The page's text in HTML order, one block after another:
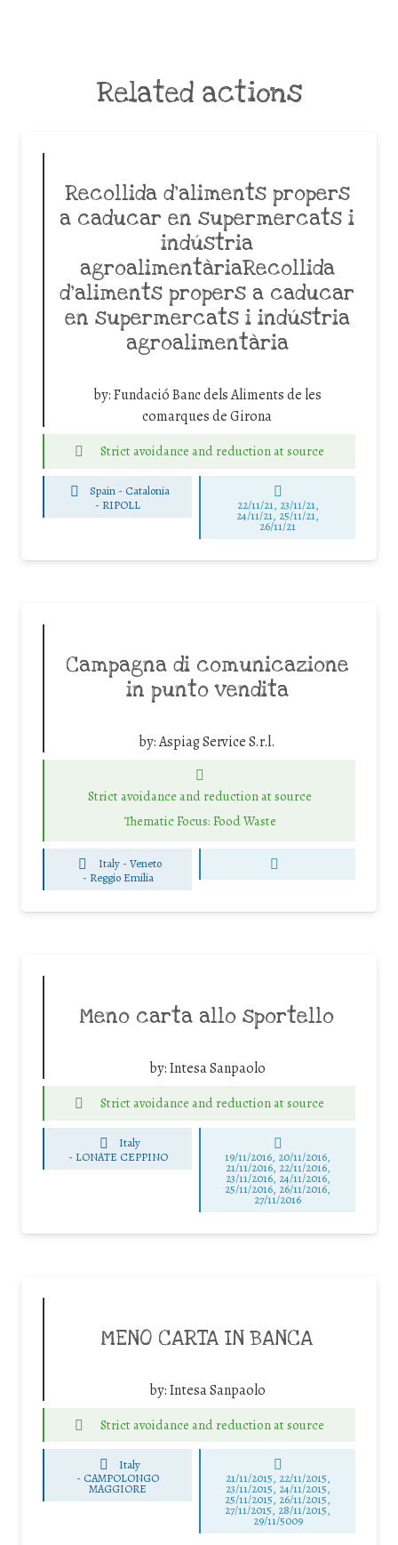
Related actions
Recollida d’aliments propers
a caducar en supermercats i
indústria
agroalimentàriaRecollida
d’aliments propers a caducar
en supermercats i indústria
agroalimentària
by:Fundació Banc dels Aliments de les
comarques de Girona
Strict avoidance and reduction at source
Spain - Catalonia
- RIPOLL 22/11/21, 23/11/21,
24/11/21, 25/11/21,
26/11/21
Campagna di comunicazione
in punto vendita
by:Aspiag Service S.r.l.
Strict avoidance and reduction at source
Thematic Focus: Food Waste
Italy - Veneto
- Reggio Emilia
Meno carta allo sportello
by:Intesa Sanpaolo
Strict avoidance and reduction at source
Italy
- LONATE CEPPINO 19/11/2016, 20/11/2016,
21/11/2016, 22/11/2016,
23/11/2016, 24/11/2016,
25/11/2016, 26/11/2016,
27/11/2016
MENO CARTA IN BANCA
by:Intesa Sanpaolo
Strict avoidance and reduction at source
Italy
- CAMPOLONGO
MAGGIORE
21/11/2015, 22/11/2015,
23/11/2015, 24/11/2015,
25/11/2015, 26/11/2015,
27/11/2015, 28/11/2015,
29/11/5009